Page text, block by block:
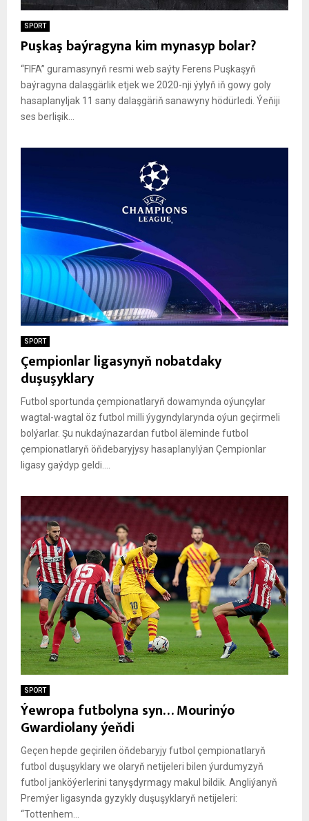
SPORT
Puşkaş baýragyna kim mynasyp bolar?
“FIFA” guramasynyň resmi web saýty Ferens Puşkaşyň
baýragyna dalaşgärlik etjek we 2020-nji ýylyň iň gowy goly
hasaplanyljak 11 sany dalaşgäriň sanawyny hödürledi. Ýeňiji
ses berlişik...
SPORT
Çempionlar ligasynyň nobatdaky
duşuşyklary
Futbol sportunda çempionatlaryň dowamynda oýunçylar
wagtal-wagtal öz futbol milli ýygyndylarynda oýun geçirmeli
bolýarlar. Şu nukdaýnazardan futbol äleminde futbol
çempionatlaryň öňdebaryjysy hasaplanylýan Çempionlar
ligasy gaýdyp geldi....
SPORT
Ýewropa futbolyna syn… Mourinýo
Gwardiolany ýeňdi
Geçen hepde geçirilen öňdebaryjy futbol çempionatlaryň
futbol duşuşyklary we olaryň netijeleri bilen ýurdumyzyň
futbol janköýerlerini tanyşdyrmagy makul bildik. Angliýanyň
Premýer ligasynda gyzykly duşuşyklaryň netijeleri:
“Tottenhem...